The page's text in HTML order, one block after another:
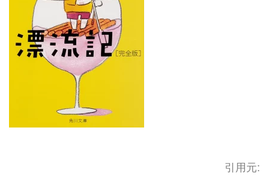
引用元: